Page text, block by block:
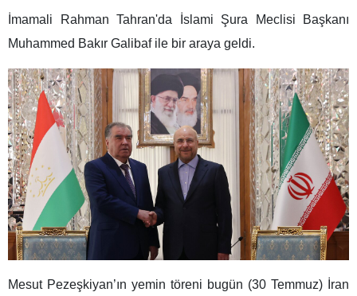
İmamali Rahman Tahran'da İslami Şura Meclisi Başkanı
Muhammed Bakır Galibaf ile bir araya geldi.
Mesut Pezeşkiyan’ın yemin töreni bugün (30 Temmuz) İran